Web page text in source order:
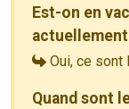
Est-on en
actuellement
Oui, ce sont
Quand sont